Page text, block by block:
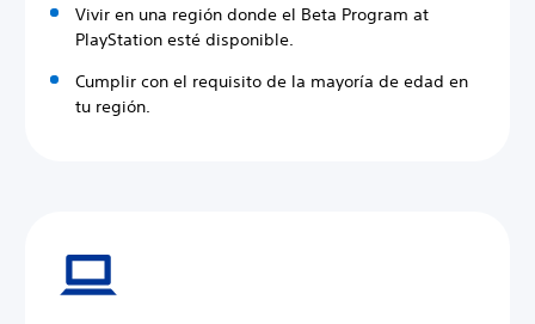
Vivir en una región donde el Beta Program at
PlayStation esté disponible.
Cumplir con el requisito de la mayoría de edad en
tu región.